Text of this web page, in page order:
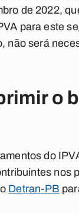
de 2022,
para este
não será
o
do
nos
Detran-PB